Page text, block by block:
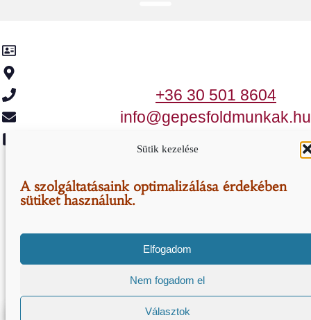
Sütik kezelése
A szolgáltatásaink optimalizálása érdekében
sütiket használunk.
Elfogadom
Nem fogadom el
Választok
+36 30 501 8604
info@gepesfoldmunkak.hu
Ⓒ 2005-2020 - Minden Jog Fenntartva